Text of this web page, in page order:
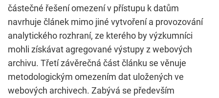
částečné řešení omezení v přístupu k datům
navrhuje článek mimo jiné vytvoření a provozování
analytického rozhraní, ze kterého by výzkumníci
mohli získávat agregované výstupy z webových
archivu. Třetí závěrečná část článku se věnuje
metodologickým omezením dat uložených ve
webových archivech. Zabývá se především